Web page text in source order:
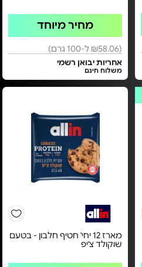
מחיר מיוחד
(₪58.06 ל-100 גרם)
אחריות יבואן רשמי
משלוח חינם
מארז 12 יחי' חטיף חלבון - בטעם
שוקולד צ'יפ